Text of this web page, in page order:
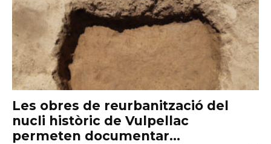
Les obres de reurbanització del
nucli històric de Vulpellac
permeten documentar...